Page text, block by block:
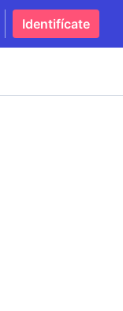
Identifícate